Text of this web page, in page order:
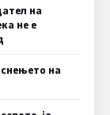
на
не е
на